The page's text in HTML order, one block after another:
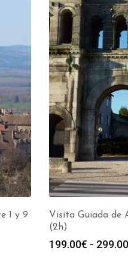
1 y 9
Visita Guiada de
(2h)
199.00€ - 299.00